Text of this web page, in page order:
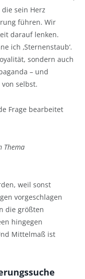
sein Herz
führen. Wir
darauf lenken.
ich ‚Sternenstaub‘.
sondern auch
– und
selbst.
Frage bearbeitet
Thema
weil sonst
vorgeschlagen
die größten
hingegen
Mittelmaß ist